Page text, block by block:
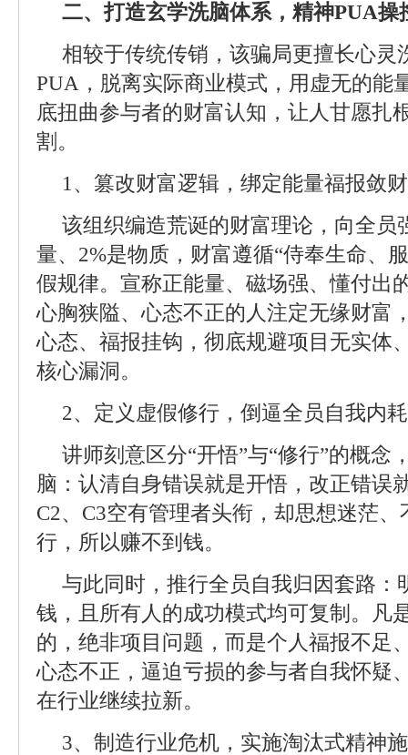
二、打造玄学洗脑体系，精神PUA操
相较于传统传销，该骗局更擅长心灵
PUA，脱离实际商业模式，用虚无的能
底扭曲参与者的财富认知，让人甘愿扎
割。
1、篡改财富逻辑，绑定能量福报敛财
该组织编造荒诞的财富理论，向全员
量、2%是物质，财富遵循“侍奉生命、
假规律。宣称正能量、磁场强、懂付出
心胸狭隘、心态不正的人注定无缘财富
心态、福报挂钩，彻底规避项目无实体
核心漏洞。
2、定义虚假修行，倒逼全员自我内耗
讲师刻意区分“开悟”与“修行”的概念
脑：认清自身错误就是开悟，改正错误
C2、C3空有管理者头衔，却思想迷茫
行，所以赚不到钱。
与此同时，推行全员自我归因套路：
钱，且所有人的成功模式均可复制。凡
的，绝非项目问题，而是个人福报不足
心态不正，逼迫亏损的参与者自我怀疑
在行业继续拉新。
3、制造行业危机，实施淘汰式精神